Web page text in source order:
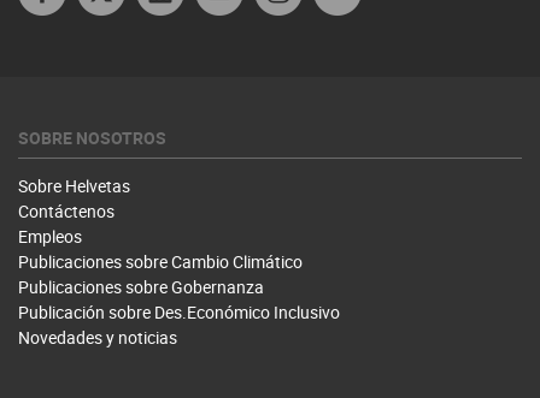
SOBRE NOSOTROS
Sobre Helvetas
Contáctenos
Empleos
Publicaciones sobre Cambio Climático
Publicaciones sobre Gobernanza
Publicación sobre Des.Económico Inclusivo
Novedades y noticias